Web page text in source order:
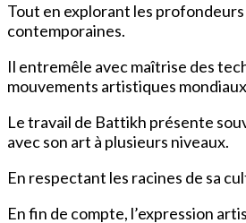
Tout en explorant les profondeurs
contemporaines.
Il entremêle avec maîtrise des
mouvements artistiques
Le travail de Battikh présente
avec son art à plusieurs niveaux.
En respectant les racines de sa
En fin de compte, l’expression